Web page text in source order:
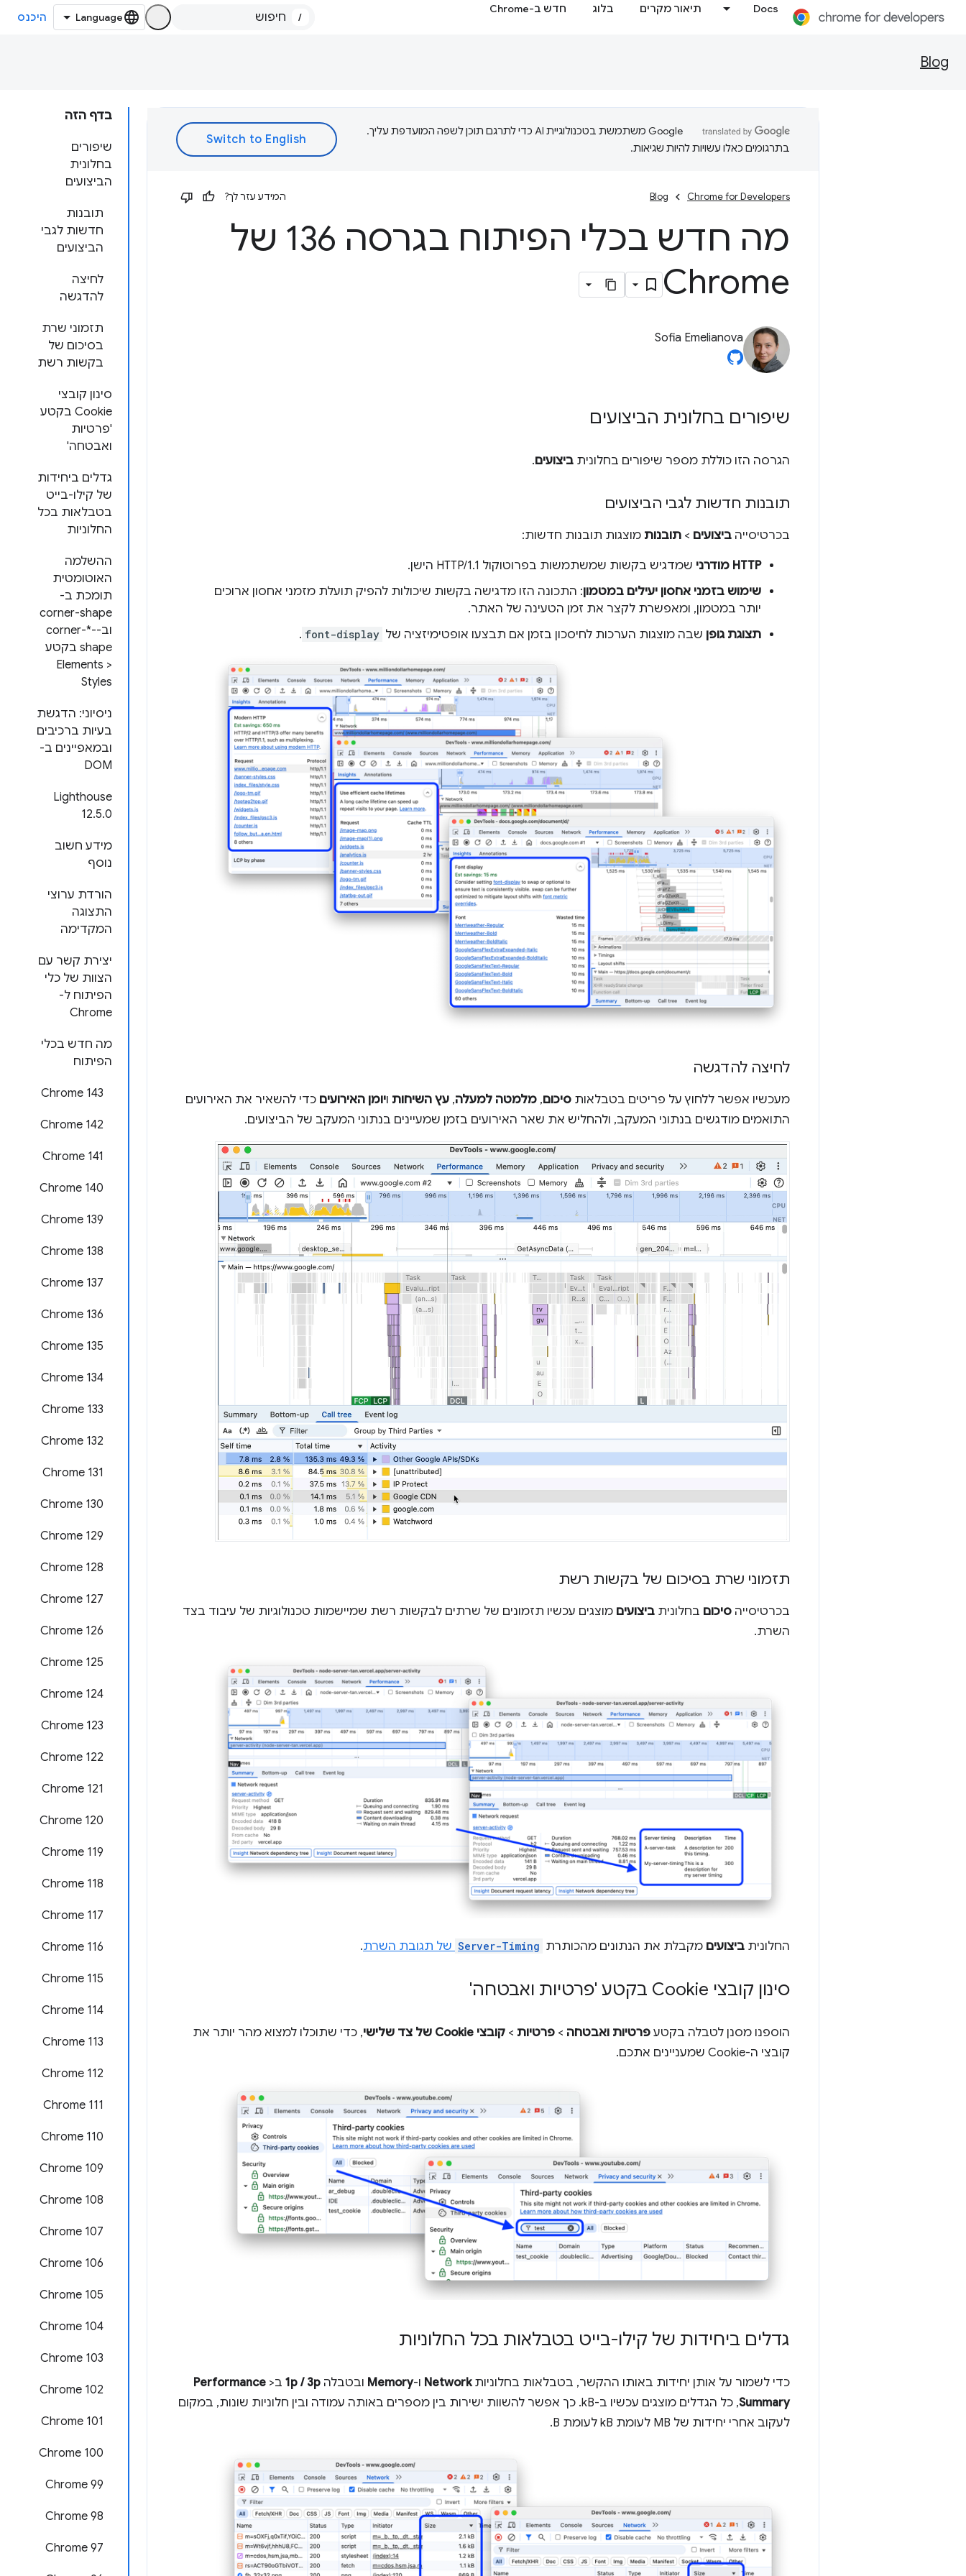
Docs תיאור מקרים בלוג חדש ב-Chrome
/ היכנס
Blog
בדף הזה
שיפורים
בחלונית
הביצועים
תובנות
חדשות לגבי
הביצועים
לחיצה
להדגשה
תזמוני שרת
בסיכום של
בקשות רשת
סינון קובצי
Cookie בקטע
'פרטיות
ואבטחה'
גדלים ביחידות
של קילו-בייט
בטבלאות בכל
החלוניות
ההשלמה
האוטומטית
תומכת ב-
corner-shape
וב-corner-*-
shape בקטע
Elements >
Styles
ניסיוני: הדגשת
בעיות ברכיבים
ובמאפיינים ב-
DOM
Lighthouse
12.5.0
מידע חשוב
נוסף
הורדת ערוצי
התצוגה
המקדימה
יצירת קשר עם
הצוות של כלי
הפיתוח ל-
Chrome
מה חדש בכלי
הפיתוח
Chrome 143
Chrome 142
Chrome 141
Chrome 140
Chrome 139
Chrome 138
Chrome 137
Chrome 136
Chrome 135
Chrome 134
Chrome 133
Chrome 132
Chrome 131
Chrome 130
Chrome 129
Chrome 128
Chrome 127
Chrome 126
Chrome 125
Chrome 124
Chrome 123
Chrome 122
Chrome 121
Chrome 120
Chrome 119
Chrome 118
Chrome 117
Chrome 116
Chrome 115
Chrome 114
Chrome 113
Chrome 112
Chrome 111
Chrome 110
Chrome 109
Chrome 108
Chrome 107
Chrome 106
Chrome 105
Chrome 104
Chrome 103
Chrome 102
Chrome 101
‫Chrome 100
Chrome 99
Chrome 98
‫Chrome 97
‫Google משתמשת בטכנולוגיית AI כדי לתרגם תוכן לשפה המועדפת עליך.
בתרגומים כאלו עשויות להיות שגיאות.
Chrome for Developers
Blog המידע עזר לך?
מה חדש בכלי הפיתוח בגרסה 136 של
Chrome
Sofia Emelianova
שיפורים בחלונית הביצועים
הגרסה הזו כוללת מספר שיפורים בחלונית ביצועים.
תובנות חדשות לגבי הביצועים
בכרטיסייה ביצועים > תובנות מוצגות תובנות חדשות:
HTTP מודרני
שמדגיש בקשות שמשתמשות בפרוטוקול HTTP/1.1 הישן.
שימוש בזמני אחסון יעילים במטמון: התכונה הזו מדגישה בקשות שיכולות להפיק תועלת מזמני אחסון ארוכים
יותר במטמון, ומאפשרת לקצר את זמן הטעינה של האתר.
תצוגת גופן שבה מוצגות הערכות לחיסכון בזמן אם תבצעו אופטימיזציה של font-display
.
לחיצה להדגשה
מעכשיו אפשר ללחוץ על פריטים בטבלאות סיכום, מלמטה למעלה, עץ השיחות ויומן האירועים כדי להשאיר את האירועים
התואמים מודגשים בנתוני המעקב, ולהחליש את שאר האירועים בזמן שמעיינים בנתוני המעקב של הביצועים.
תזמוני שרת בסיכום של בקשות רשת
בכרטיסייה סיכום בחלונית ביצועים מוצגים עכשיו תזמונים של שרתים לבקשות רשת שמיישמות טכנולוגיות של עיבוד בצד
השרת.
החלונית ביצועים מקבלת את הנתונים מהכותרת Server-Timing של תגובת השרת.
סינון קובצי Cookie בקטע 'פרטיות ואבטחה'
הוספנו מסנן לטבלה בקטע פרטיות ואבטחה > פרטיות > קובצי Cookie של צד שלישי
, כדי שתוכלו למצוא מהר יותר את
קובצי ה-Cookie שמעניינים אתכם.
גדלים ביחידות של קילו-בייט בטבלאות בכל החלוניות
כדי לשמור על אותן יחידות באותו ההקשר, בטבלאות בחלוניותNetwork ו-Memory ובטבלה 1p / 3p ב Performance >
Summary
, כל הגדלים מוצגים עכשיו ב-kB. כך אפשר להשוות ישירות בין מספרים באותה עמודה ובין חלוניות שונות, במקום
לעקוב אחרי יחידות של MB לעומת kB לעומת B.